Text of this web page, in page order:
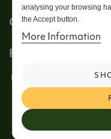
Get in touch
analysing your browsing
the Accept button.
More Information
Follow us